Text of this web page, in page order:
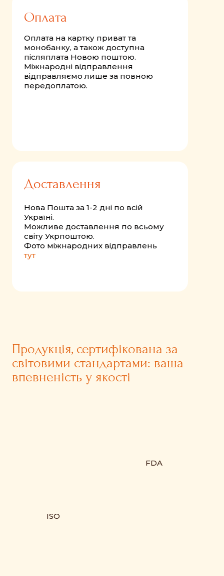
Оплата
Оплата на картку приват та
монобанку, а також доступна
післяплата Новою поштою.
Міжнародні відправлення
відправляємо лише за повною
передоплатою.
Нова Пошта за 1-2 дні по всій
Україні.
Можливе доставлення по всьому
світу Укрпоштою.
Фото міжнародних відправлень
тут
Доставлення
ISO
FDA
Продукція, сертифікована за
світовими стандартами: ваша
впевненість у якості